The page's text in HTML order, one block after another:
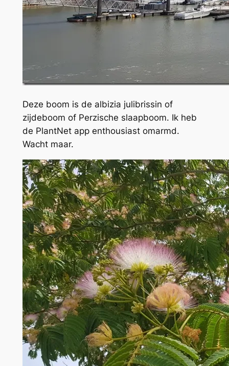
Deze boom is de albizia julibrissin of
zijdeboom of Perzische slaapboom. Ik heb
de PlantNet app enthousiast omarmd.
Wacht maar.